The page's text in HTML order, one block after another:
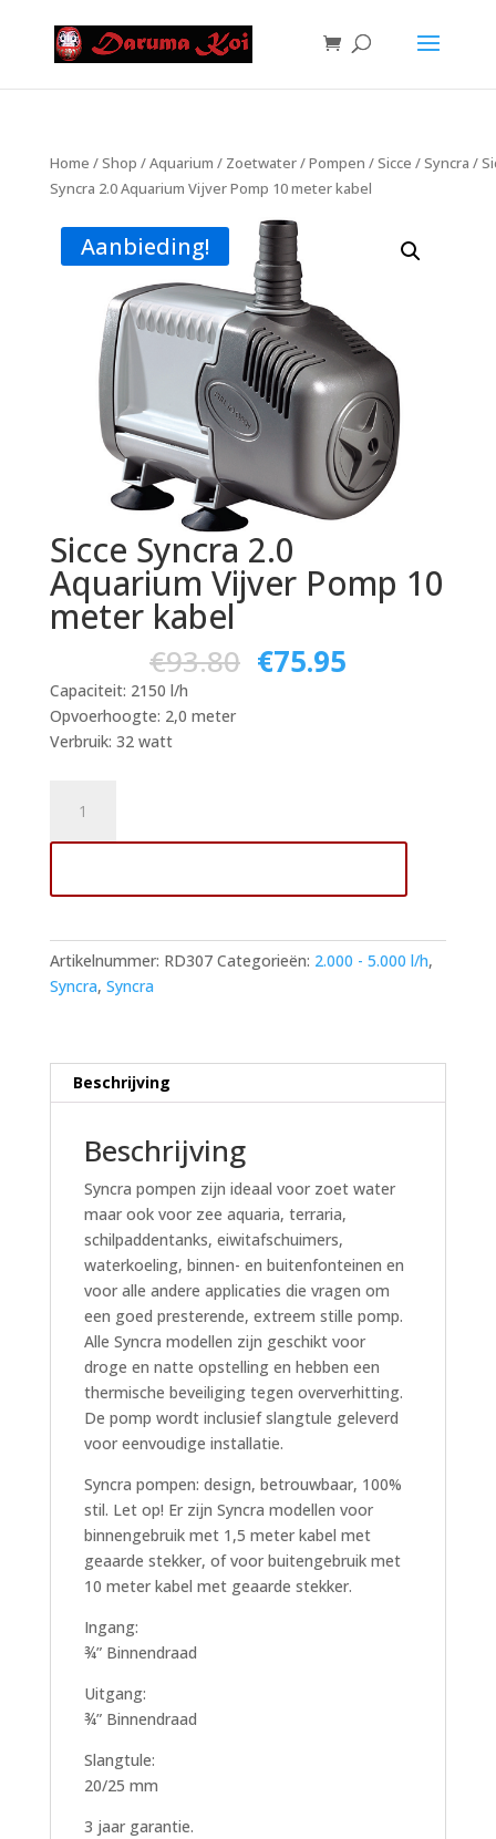
Home /Shop /Aquarium / Zoetwater/Pompen /Sicce /Syncra /
Syncra 2.0 Aquarium Vijver Pomp 10 meter kabel
Aanbieding!
Sicce Syncra 2.0
Aquarium Vijver Pomp 10
meter kabel
€93.80 €75.95
Capaciteit: 2150 l/h
Opvoerhoogte: 2,0 meter
Verbruik: 32 watt
Syncra
2.0
Vijver
10
meter
kabel
Artikelnummer: RD307 Categorieën: 2.000 - 5.000 l/h,
Syncra, Syncra
Beschrijving
Beschrijving
Syncra pompen zijn ideaal voor zoet water
maar ook voor zee aquaria, terraria,
schilpaddentanks, eiwitafschuimers,
waterkoeling, binnen- en buitenfonteinen en
voor alle andere applicaties die vragen om
een goed presterende, extreem stille pomp.
Alle Syncra modellen zijn geschikt voor
droge en natte opstelling en hebben een
thermische beveiliging tegen oververhitting.
De pomp wordt inclusief slangtule geleverd
voor eenvoudige installatie.
Syncra pompen: design, betrouwbaar, 100%
stil. Let op! Er zijn Syncra modellen voor
binnengebruik met 1,5 meter kabel met
geaarde stekker, of voor buitengebruik met
10 meter kabel met geaarde stekker.
Ingang:
¾” Binnendraad
Uitgang:
¾” Binnendraad
Slangtule:
20/25 mm
3 jaar garantie.